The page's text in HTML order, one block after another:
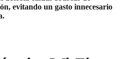
evitando un gasto innecesario